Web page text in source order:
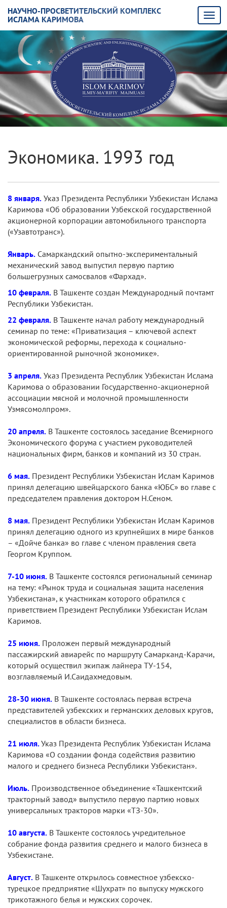
НАУЧНО-ПРОСВЕТИТЕЛЬСКИЙ КОМПЛЕКС
ИСЛАМА КАРИМОВА
Экономика. 1993 год
8 января. Указ Президента Республики Узбекистан Ислама
Каримова «Об образовании Узбекской государственной
акционерной корпорации автомобильного транспорта
(«Узавтотранс»).
Январь. Самаркандский опытно-экспериментальный
механический завод выпустил первую партию
большегрузных самосвалов «Фархад».
10 февраля. В Ташкенте создан Международный почтамт
Республики Узбекистан.
22 февраля. В Ташкенте начал работу международный
семинар по теме: «Приватизация – ключевой аспект
экономической реформы, перехода к социально-
ориентированной рыночной экономике».
3 апреля. Указ Президента Республик Узбекистан Ислама
Каримова о образовании Государственно-акционерной
ассоциации мясной и молочной промышленности
Узмясомолпром».
20 апреля. В Ташкенте состоялось заседание Всемирного
Экономического форума с участием руководителей
национальных фирм, банков и компаний из 30 стран.
6 мая. Президент Республики Узбекистан Ислам Каримов
принял делегацию швейцарского банка «ЮБС» во главе с
председателем правления доктором Н.Сеном.
8 мая. Президент Республики Узбекистан Ислам Каримов
принял делегацию одного из крупнейших в мире банков
– «Дойче банка» во главе с членом правления света
Георгом Круппом.
7-10 июня. В Ташкенте состоялся региональный семинар
на тему: «Рынок труда и социальная защита населения
Узбекистана», к участникам которого обратился с
приветствием Президент Республики Узбекистан Ислам
Каримов.
25 июня. Проложен первый международный
пассажирский авиарейс по маршруту Самарканд-Карачи,
который осуществил экипаж лайнера ТУ-154,
возглавляемый И.Саидахмедовым.
28-30 июня. В Ташкенте состоялась первая встреча
представителей узбекских и германских деловых кругов,
специалистов в области бизнеса.
21 июля.Указ Президента Республик Узбекистан Ислама
Каримова «О создании фонда содействия развитию
малого и среднего бизнеса Республики Узбекистан».
Июль. Производственное объединение «Ташкентский
тракторный завод» выпустило первую партию новых
универсальных тракторов марки «ТЗ-30».
10 августа. В Ташкенте состоялось учредительное
собрание фонда развития среднего и малого бизнеса в
Узбекистане.
Август. В Ташкенте открылось совместное узбекско-
турецкое предприятие «Шухрат» по выпуску мужского
трикотажного белья и мужских сорочек.